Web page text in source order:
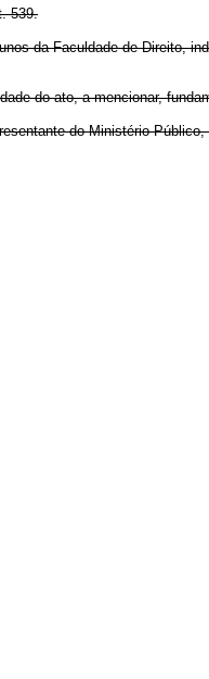
539.
da Faculdade de Direito,
do ato, a mencionar,
do Ministério